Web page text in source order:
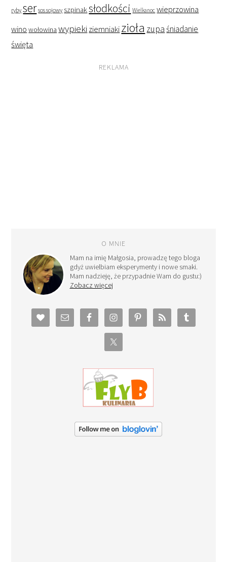
ryby ser sos sojowy szpinaksłodkości Wielkanoc wieprzowina
wino wołowina wypieki ziemniaki zioła zupaśniadanie
święta
REKLAMA
O MNIE
Mam na imię Małgosia, prowadzę tego bloga
gdyż uwielbiam eksperymenty i nowe smaki.
Mam nadzieję, że przypadnie Wam do gustu:)
Zobacz więcej